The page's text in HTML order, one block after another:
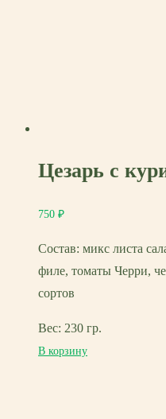
Цезарь с
750 ₽
Состав: микс листа
филе, томаты Черри,
сортов
Вес: 230 гр.
В корзину